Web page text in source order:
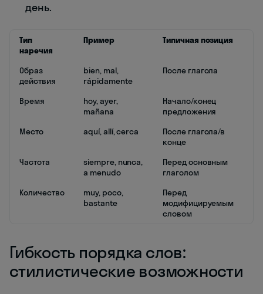
день.
Тип
наречия
Пример Типичная позиция
Образ
действия
bien, mal,
rápidamente
После глагола
Время
hoy, ayer,
mañana
Начало/конец
предложения
Место
aquí, allí, cerca
После глагола/в
конце
Частота
siempre, nunca,
a menudo
Перед основным
глаголом
Количество
muy, poco,
bastante
Перед
модифицируемым
словом
Гибкость порядка слов:
стилистические возможности